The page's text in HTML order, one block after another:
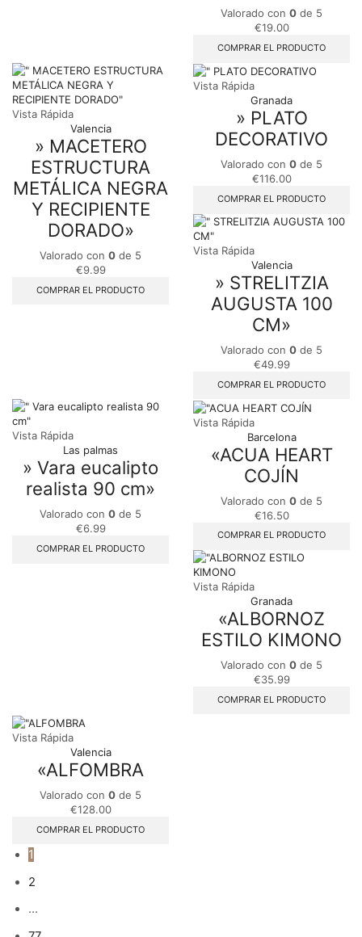
Valorado con 0 de 5
€19.00
COMPRAR EL PRODUCTO
Vista Rápida
Valencia
» MACETERO
ESTRUCTURA
METÁLICA NEGRA
Y RECIPIENTE
DORADO»
Valorado con 0 de 5
€9.99
COMPRAR EL PRODUCTO
Vista Rápida
Granada
» PLATO
DECORATIVO
Valorado con 0 de 5
€116.00
COMPRAR EL PRODUCTO
Vista Rápida
Valencia
» STRELITZIA
AUGUSTA 100
CM»
Valorado con 0 de 5
€49.99
COMPRAR EL PRODUCTO
Vista Rápida
Las palmas
» Vara eucalipto
realista 90 cm»
Valorado con 0 de 5
€6.99
COMPRAR EL PRODUCTO
Vista Rápida
Barcelona
«ACUA HEART
COJÍN
Valorado con 0 de 5
€16.50
COMPRAR EL PRODUCTO
Vista Rápida
Granada
«ALBORNOZ
ESTILO KIMONO
Valorado con 0 de 5
€35.99
COMPRAR EL PRODUCTO
Vista Rápida
Valencia
«ALFOMBRA
Valorado con 0 de 5
€128.00
COMPRAR EL PRODUCTO
1
2
…